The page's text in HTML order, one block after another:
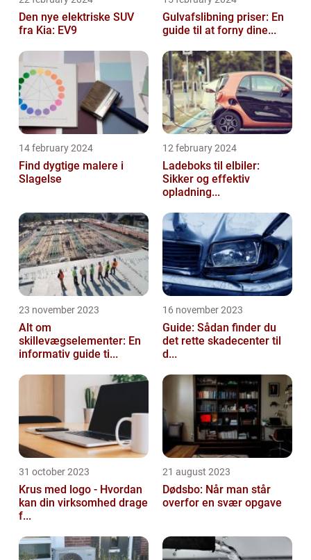
Den nye elektriske SUV
fra Kia: EV9
Gulvafslibning priser: En
guide til at forny dine...
14 february 2024
Find dygtige malere i
Slagelse
12 february 2024
Ladeboks til elbiler:
Sikker og effektiv
opladning...
23 november 2023
Alt om
skillevægselementer: En
informativ guide ti...
16 november 2023
Guide: Sådan finder du
det rette skadecenter til
d...
31 october 2023
Krus med logo - Hvordan
kan din virksomhed drage
f...
21 august 2023
Dødsbo: Når man står
overfor en svær opgave